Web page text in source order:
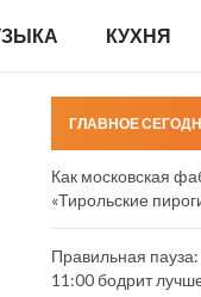
КУХНЯ
ГЛАВНОЕ
Как московская
«Тирольские
Правильная
11:00 бодрит